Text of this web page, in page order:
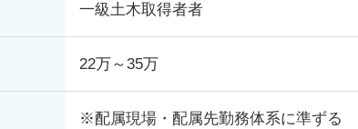
一級土木取得者者
22万～35万
※配属現場・配属先勤務体系に準ずる